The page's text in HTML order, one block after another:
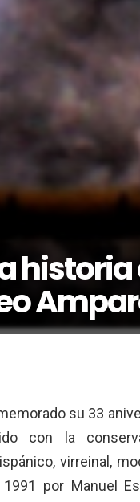
su 33
con la
virreinal,
por Manuel